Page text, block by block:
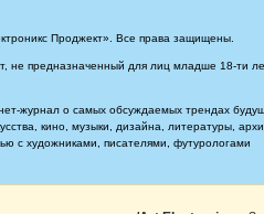
Проджект». Все права защищены.
не предназначенный для лиц младше 18-ти
журнал о самых обсуждаемых трендах
кино, музыки, дизайна, литературы,
с художниками, писателями, футурологами